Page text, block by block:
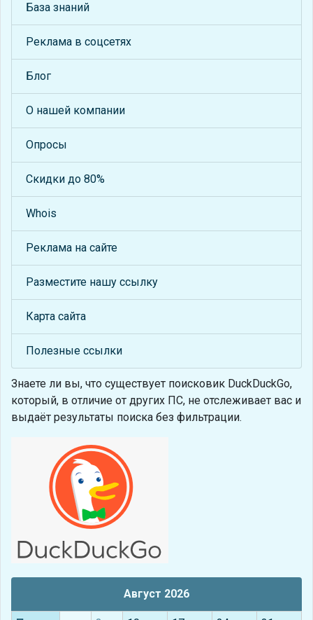
База знаний
Реклама в соцсетях
Блог
О нашей компании
Опросы
Скидки до 80%
Whois
Реклама на сайте
Разместите нашу ссылку
Карта сайта
Полезные ссылки
Знаете ли вы, что существует поисковик DuckDuckGo,
который, в отличие от других ПС, не отслеживает вас и
выдаёт результаты поиска без фильтрации.
Август 2026